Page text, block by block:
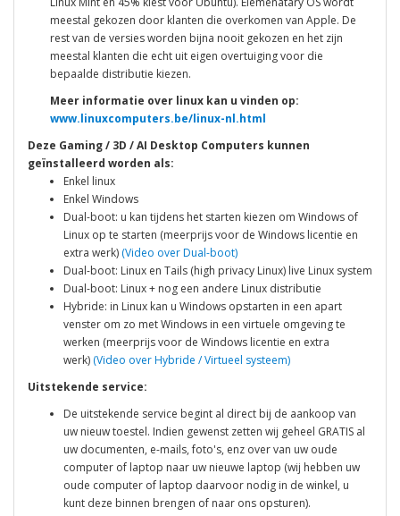
meestal gekozen door klanten die overkomen van Apple. De
rest van de versies worden bijna nooit gekozen en het zijn
meestal klanten die echt uit eigen overtuiging voor die
bepaalde distributie kiezen.
Meer informatie over linux kan u vinden op:
www.linuxcomputers.be/linux-nl.html
Deze Gaming / 3D / AI Desktop Computers kunnen
geïnstalleerd worden als:
Enkel linux
Enkel Windows
Dual-boot: u kan tijdens het starten kiezen om Windows of
Linux op te starten (meerprijs voor de Windows licentie en
extra werk) (Video over Dual-boot)
Dual-boot: Linux en Tails (high privacy Linux) live Linux system
Dual-boot: Linux + nog een andere Linux distributie
Hybride: in Linux kan u Windows opstarten in een apart
venster om zo met Windows in een virtuele omgeving te
werken (meerprijs voor de Windows licentie en extra
werk) (Video over Hybride / Virtueel systeem)
Uitstekende service:
De uitstekende service begint al direct bij de aankoop van
uw nieuw toestel. Indien gewenst zetten wij geheel GRATIS al
uw documenten, e-mails, foto's, enz over van uw oude
computer of laptop naar uw nieuwe laptop (wij hebben uw
oude computer of laptop daarvoor nodig in de winkel, u
kunt deze binnen brengen of naar ons opsturen).